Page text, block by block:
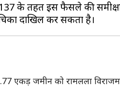
के तहत इस फैसले की समीक्षा
एकड़ जमीन को रामलला